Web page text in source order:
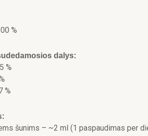
%
dalys:
%
%
šunims – ~2 ml (1 paspaudimas per